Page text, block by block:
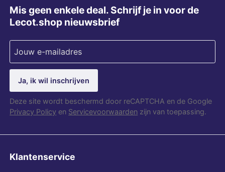
Mis geen enkele deal. Schrijf je in voor de
Lecot.shop nieuwsbrief
Ja, ik wil inschrijven
Deze site wordt beschermd door reCAPTCHA en de Google
Privacy Policy en Servicevoorwaarden zijn van toepassing.
Klantenservice